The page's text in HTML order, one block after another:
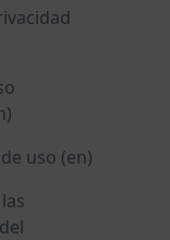
uso (en)